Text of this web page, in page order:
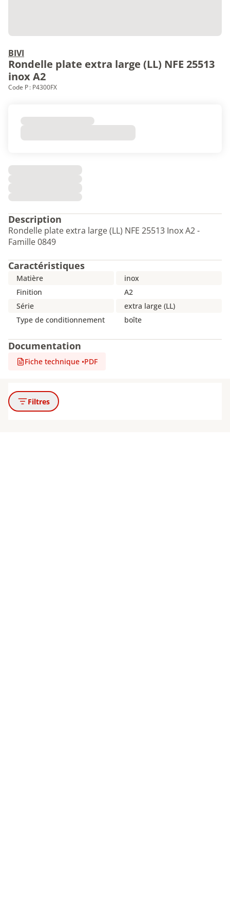
BIVI
Rondelle plate extra large (LL) NFE 25513
inox A2
Code P : P4300FX
Description
Rondelle plate extra large (LL) NFE 25513 Inox A2 -
Famille 0849
Caractéristiques
Matière
inox
Finition
A2
Série
extra large (LL)
Type de conditionnement
boîte
Documentation
Fiche technique •PDF
Filtres